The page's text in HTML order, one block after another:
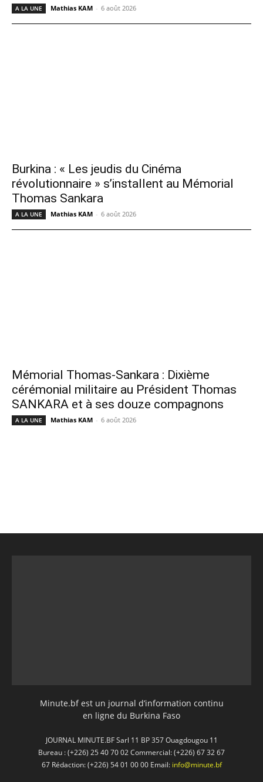
A LA UNE Mathias KAM - 6 août 2026
Burkina : « Les jeudis du Cinéma
révolutionnaire » s’installent au Mémorial
Thomas Sankara
A LA UNE Mathias KAM - 6 août 2026
Mémorial Thomas-Sankara : Dixième
cérémonial militaire au Président Thomas
SANKARA et à ses douze compagnons
A LA UNE Mathias KAM - 6 août 2026
Minute.bf est un journal d’information continu
en ligne du Burkina Faso
JOURNAL MINUTE.BF Sarl 11 BP 357 Ouagdougou 11
Bureau : (+226) 25 40 70 02 Commercial: (+226) 67 32 67
67 Rédaction: (+226) 54 01 00 00 Email: info@minute.bf